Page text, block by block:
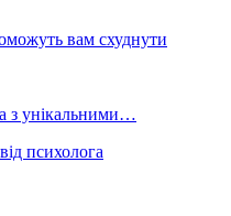
вам схуднути
з унікальними…
психолога